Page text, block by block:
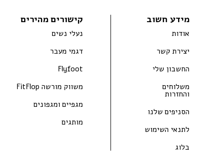
מידע חשוב
אודות
יצירת קשר
החשבון שלי
משלוחים
והחזרות
הסניפים שלנו
לתנאי השימוש
בלוג
קישורים מהירים
נעלי נשים
דגמי מעבר
Flyfoot
משווק מורשה FitFlop
מגפיים ומגפונים
מותגים